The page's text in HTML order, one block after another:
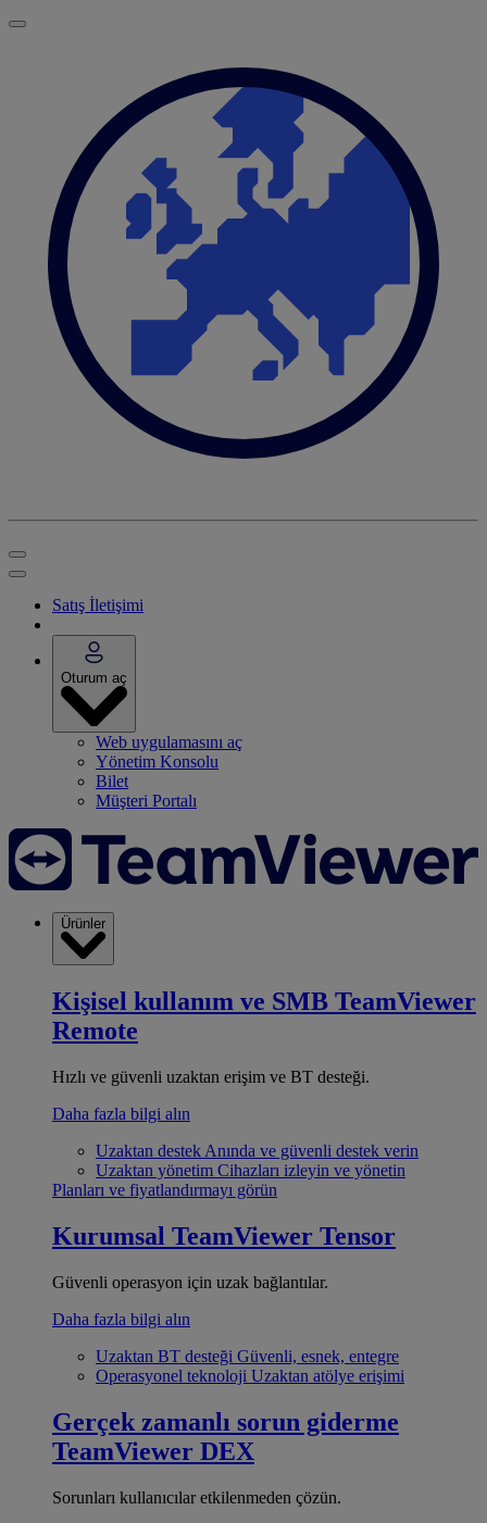
Satış İletişimi
Oturum aç
Web uygulamasını aç
Yönetim Konsolu
Bilet
Müşteri Portalı
Ürünler
Kişisel kullanım ve SMB TeamViewer
Remote
Hızlı ve güvenli uzaktan erişim ve BT desteği.
Daha fazla bilgi alın
Uzaktan destek Anında ve güvenli destek verin
Uzaktan yönetim Cihazları izleyin ve yönetin
Planları ve fiyatlandırmayı görün
Kurumsal TeamViewer Tensor
Güvenli operasyon için uzak bağlantılar.
Daha fazla bilgi alın
Uzaktan BT desteği Güvenli, esnek, entegre
Operasyonel teknoloji Uzaktan atölye erişimi
Gerçek zamanlı sorun giderme
TeamViewer DEX
Sorunları kullanıcılar etkilenmeden çözün.